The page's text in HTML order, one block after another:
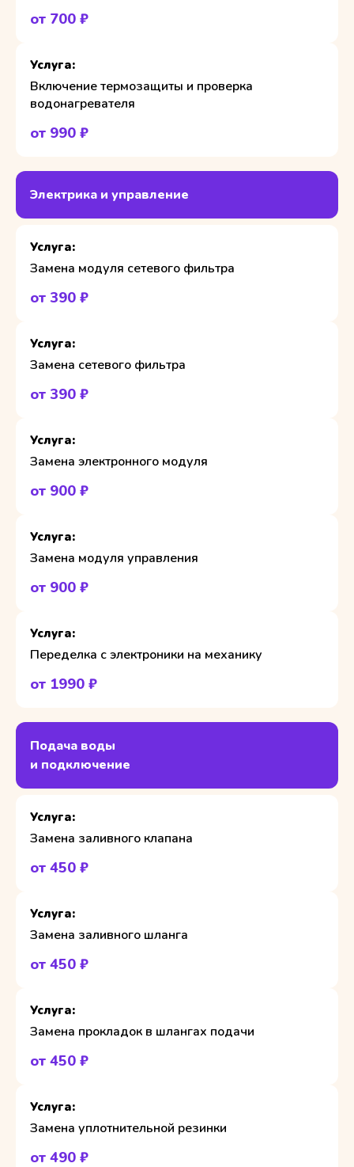
от 700 ₽
Включение термозащиты и проверка
водонагревателя
от 990 ₽
Электрика и управление
Замена модуля сетевого фильтра
от 390 ₽
Замена сетевого фильтра
от 390 ₽
Замена электронного модуля
от 900 ₽
Замена модуля управления
от 900 ₽
Переделка с электроники на механику
от 1990 ₽
Подача воды
и подключение
Замена заливного клапана
от 450 ₽
Замена заливного шланга
от 450 ₽
Замена прокладок в шлангах подачи
от 450 ₽
Замена уплотнительной резинки
от 490 ₽